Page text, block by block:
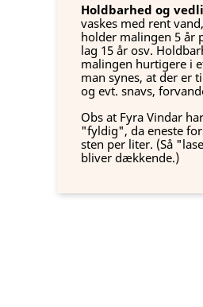
Holdbarhed og
vaskes med rent
holder malingen 5 år
lag 15 år osv.
malingen hurtigere i
man synes, at der er
og evt. snavs,
Obs at Fyra Vindar
"fyldig", da eneste
sten per liter. (Så
bliver dækkende.)